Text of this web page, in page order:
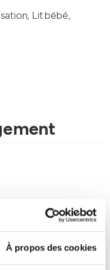
À propos des cookies
Lit bébé,